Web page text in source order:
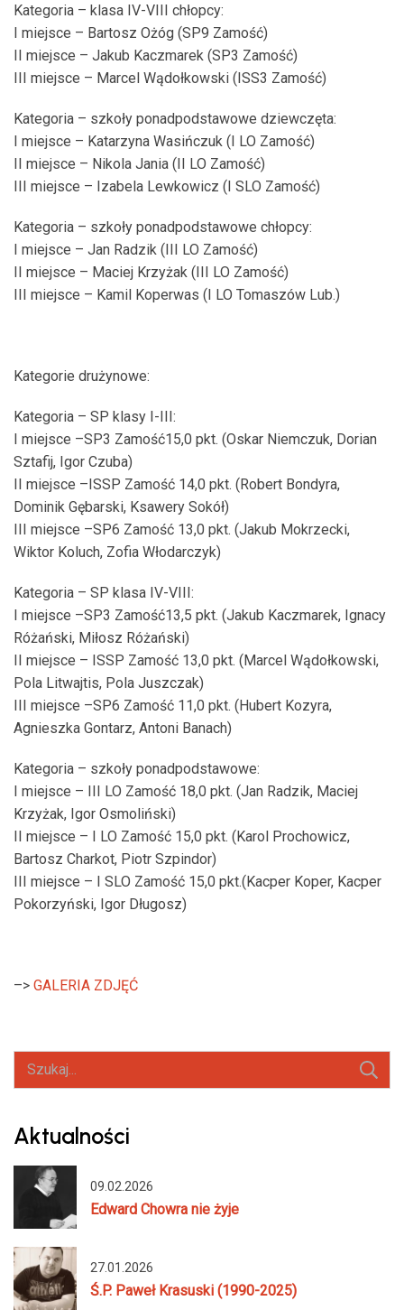
Kategoria – klasa IV-VIII chłopcy:
I miejsce – Bartosz Ożóg (SP9 Zamość)
II miejsce – Jakub Kaczmarek (SP3 Zamość)
III miejsce – Marcel Wądołkowski (ISS3 Zamość)
Kategoria – szkoły ponadpodstawowe dziewczęta:
I miejsce – Katarzyna Wasińczuk (I LO Zamość)
II miejsce – Nikola Jania (II LO Zamość)
III miejsce – Izabela Lewkowicz (I SLO Zamość)
Kategoria – szkoły ponadpodstawowe chłopcy:
I miejsce – Jan Radzik (III LO Zamość)
II miejsce – Maciej Krzyżak (III LO Zamość)
III miejsce – Kamil Koperwas (I LO Tomaszów Lub.)
Kategorie drużynowe:
Kategoria – SP klasy I-III:
I miejsce –SP3 Zamość15,0 pkt. (Oskar Niemczuk, Dorian
Sztafij, Igor Czuba)
II miejsce –ISSP Zamość 14,0 pkt. (Robert Bondyra,
Dominik Gębarski, Ksawery Sokół)
III miejsce –SP6 Zamość 13,0 pkt. (Jakub Mokrzecki,
Wiktor Koluch, Zofia Włodarczyk)
Kategoria – SP klasa IV-VIII:
I miejsce –SP3 Zamość13,5 pkt. (Jakub Kaczmarek, Ignacy
Różański, Miłosz Różański)
II miejsce – ISSP Zamość 13,0 pkt. (Marcel Wądołkowski,
Pola Litwajtis, Pola Juszczak)
III miejsce –SP6 Zamość 11,0 pkt. (Hubert Kozyra,
Agnieszka Gontarz, Antoni Banach)
Kategoria – szkoły ponadpodstawowe:
I miejsce – III LO Zamość 18,0 pkt. (Jan Radzik, Maciej
Krzyżak, Igor Osmoliński)
II miejsce – I LO Zamość 15,0 pkt. (Karol Prochowicz,
Bartosz Charkot, Piotr Szpindor)
III miejsce – I SLO Zamość 15,0 pkt.(Kacper Koper, Kacper
Pokorzyński, Igor Długosz)
–> GALERIA ZDJĘĆ
Szukaj:
Aktualności
09.02.2026
Edward Chowra nie żyje
27.01.2026
Ś.P. Paweł Krasuski (1990-2025)